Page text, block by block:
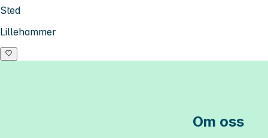
Sted
Lillehammer
Om oss